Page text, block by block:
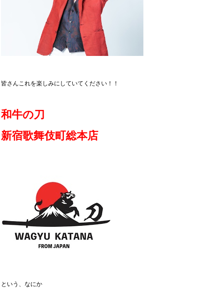
皆さんこれを楽しみにしていてください！！
和牛の刀
新宿歌舞伎町総本店
という、なにか